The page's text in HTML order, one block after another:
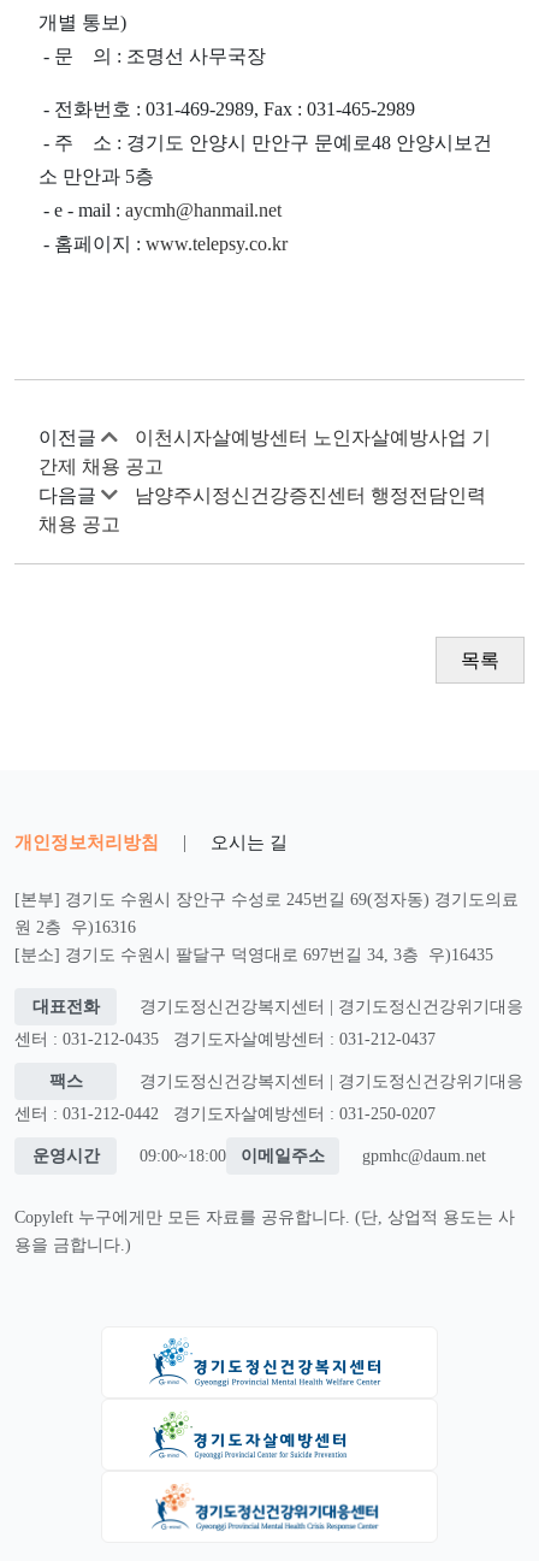
개별 통보)
- 문 의 : 조명선 사무국장
- 전화번호 : 031-469-2989, Fax : 031-465-2989
- 주 소 : 경기도 안양시 만안구 문예로48 안양시보건
소 만안과 5층
- e - mail : aycmh@hanmail.net
- 홈페이지 : www.telepsy.co.kr
이전글
이천시자살예방센터 노인자살예방사업 기
간제 채용 공고
다음글
남양주시정신건강증진센터 행정전담인력
채용 공고
목록
개인정보처리방침 | 오시는 길
[본부] 경기도 수원시 장안구 수성로 245번길 69(정자동) 경기도의료
원 2층 우)16316
[분소] 경기도 수원시 팔달구 덕영대로 697번길 34, 3층 우)16435
대표전화
경기도정신건강복지센터 | 경기도정신건강위기대응
센터 : 031-212-0435
경기도자살예방센터 : 031-212-0437
팩스
경기도정신건강복지센터 | 경기도정신건강위기대응
센터 : 031-212-0442
경기도자살예방센터 : 031-250-0207
운영시간 09:00~18:00 이메일주소 gpmhc@daum.net
Copyleft 누구에게만 모든 자료를 공유합니다. (단, 상업적 용도는 사
용을 금합니다.)